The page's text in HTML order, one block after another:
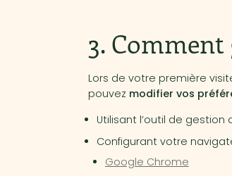
3. Comment
Lors de votre première
pouvez modifier vos
Utilisant l’outil de
Configurant votre
Google Chrome